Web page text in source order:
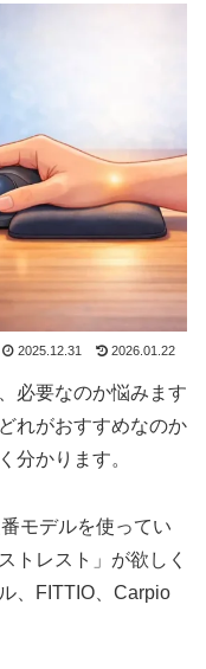
2025.12.31 2026.01.22
必要なのか悩みます
れがおすすめなのか
かります。
モデルを使ってい
トレスト」が欲しく
、FITTIO、Carpio